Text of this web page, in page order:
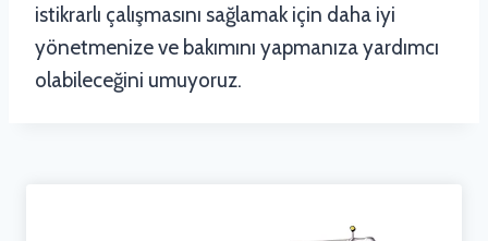
istikrarlı çalışmasını sağlamak için daha iyi
yönetmenize ve bakımını yapmanıza yardımcı
olabileceğini umuyoruz.